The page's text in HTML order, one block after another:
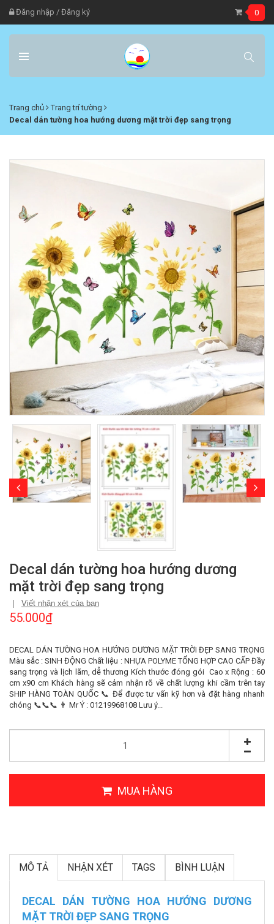
Đăng nhập / Đăng ký 0
Trang chủ
Trang trí tường
Decal dán tường hoa hướng dương mặt trời đẹp sang trọng
Decal dán tường hoa hướng dương
mặt trời đẹp sang trọng
Viết nhận xét của bạn
55.000₫
DECAL DÁN TƯỜNG HOA HƯỚNG DƯƠNG MẶT TRỜI ĐẸP SANG TRỌNG
Màu sắc : SINH ĐỘNG Chất liệu : NHỰA POLYME TỔNG HỢP CAO CẤP Đầy
sang trọng và lịch lãm, dễ thương Kích thước đóng gói Cao x Rộng : 60
cm x90 cm Khách hàng sẽ cảm nhận rõ về chất lượng khi cầm trên tay
SHIP HÀNG TOÀN QUỐC 📞 Để được tư vấn kỹ hơn và đặt hàng nhanh
chóng 📞📞📞 👨 Mr Ý : 01219968108 Lưu ý...
MUA HÀNG
MÔ TẢ NHẬN XÉT TAGS BÌNH LUẬN
DECAL DÁN TƯỜNG HOA HƯỚNG DƯƠNG
MẶT TRỜI ĐẸP SANG TRỌNG